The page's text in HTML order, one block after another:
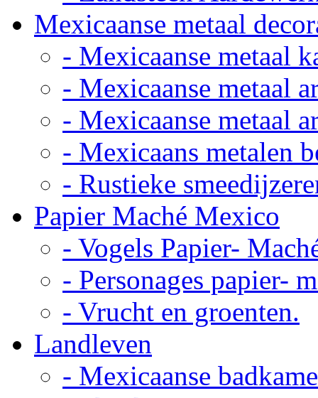
Mexicaanse metaal
- Mexicaanse metaal
- Mexicaanse metaal
- Mexicaanse metaal
- Mexicaans metalen
- Rustieke
Papier Maché Mexico
- Vogels Papier-
- Personages papier-
- Vrucht en groenten.
Landleven
- Mexicaanse